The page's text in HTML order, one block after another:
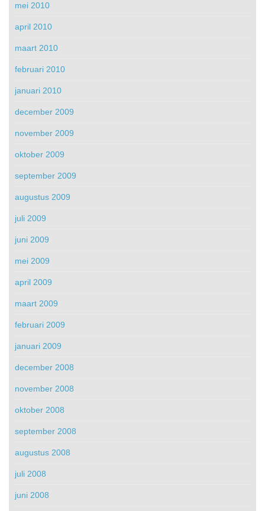
mei 2010
april 2010
maart 2010
februari 2010
januari 2010
december 2009
november 2009
oktober 2009
september 2009
augustus 2009
juli 2009
juni 2009
mei 2009
april 2009
maart 2009
februari 2009
januari 2009
december 2008
november 2008
oktober 2008
september 2008
augustus 2008
juli 2008
juni 2008